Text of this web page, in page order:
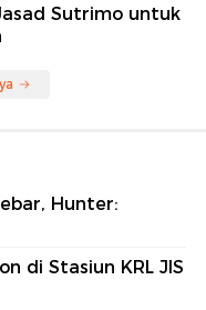
Sutrimo untuk
Hunter:
di Stasiun KRL JIS